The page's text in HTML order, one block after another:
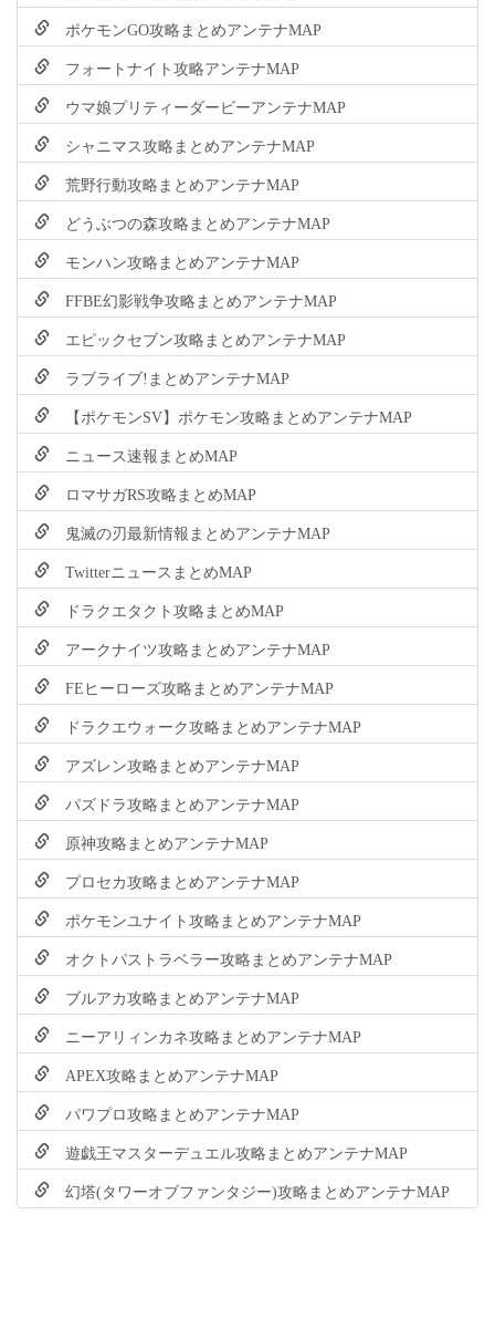
ポケモンGO攻略まとめアンテナMAP
フォートナイト攻略アンテナMAP
ウマ娘プリティーダービーアンテナMAP
シャニマス攻略まとめアンテナMAP
荒野行動攻略まとめアンテナMAP
どうぶつの森攻略まとめアンテナMAP
モンハン攻略まとめアンテナMAP
FFBE幻影戦争攻略まとめアンテナMAP
エピックセブン攻略まとめアンテナMAP
ラブライブ!まとめアンテナMAP
【ポケモンSV】ポケモン攻略まとめアンテナMAP
ニュース速報まとめMAP
ロマサガRS攻略まとめMAP
鬼滅の刃最新情報まとめアンテナMAP
TwitterニュースまとめMAP
ドラクエタクト攻略まとめMAP
アークナイツ攻略まとめアンテナMAP
FEヒーローズ攻略まとめアンテナMAP
ドラクエウォーク攻略まとめアンテナMAP
アズレン攻略まとめアンテナMAP
パズドラ攻略まとめアンテナMAP
原神攻略まとめアンテナMAP
プロセカ攻略まとめアンテナMAP
ポケモンユナイト攻略まとめアンテナMAP
オクトパストラベラー攻略まとめアンテナMAP
ブルアカ攻略まとめアンテナMAP
ニーアリィンカネ攻略まとめアンテナMAP
APEX攻略まとめアンテナMAP
パワプロ攻略まとめアンテナMAP
遊戯王マスターデュエル攻略まとめアンテナMAP
幻塔(タワーオブファンタジー)攻略まとめアンテナMAP